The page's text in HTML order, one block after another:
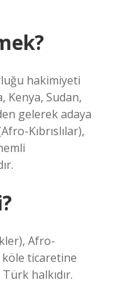
hakimiyeti
Kenya, Sudan,
gelerek adaya
Kıbrıslılar),
Afro-
ticaretine
halkıdır.